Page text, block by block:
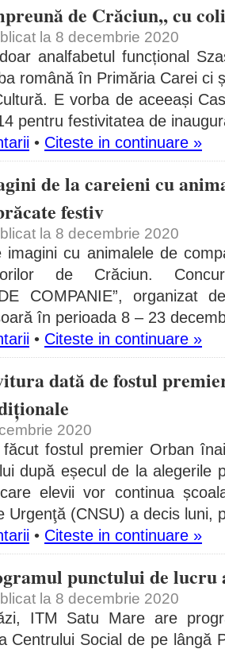
de Crăciun,, cu
la 8 decembrie 2020
analfabetul funcțional
română în Primăria Carei ci
E vorba de aceeași
pentru festivitatea de
• Citeste in continuare »
de la careieni cu
festiv
la 8 decembrie 2020
imagini cu animalele de
de Crăciun.
COMPANIE”, organizat
în perioada 8 – 23
• Citeste in continuare »
dată de fostul
2020
fostul premier Orban
după eșecul de la alegerile
elevii vor continua
Urgenţă (CNSU) a decis luni,
• Citeste in continuare »
punctului de
la 8 decembrie 2020
ITM Satu Mare are
Centrului Social de pe lângă